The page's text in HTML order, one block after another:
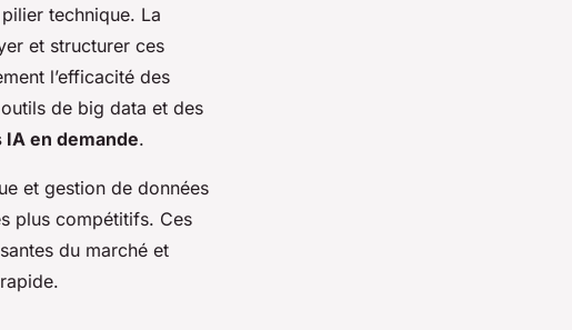
technique. La
et structurer ces
l’efficacité des
de big data et des
IA en demande.
et gestion de données
plus compétitifs. Ces
du marché et